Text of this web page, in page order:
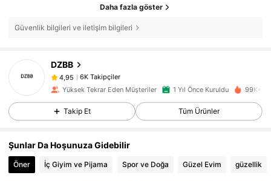
Daha fazla göster
Güvenlik bilgileri ve iletişim bilgileri
DZBB
4,95
6K Takipçiler
j***y
1 gün önce
4,95
6K Takipçiler
4,95 6K Takipçiler
4,95
Yüksek Tekrar Eden Müşteriler 1 Yıl Önce Kuruldu 99K+
Takip Et Tüm Ürünler
Şunlar Da Hoşunuza Gidebilir
Öner İç Giyim ve Pijama Spor ve Doğa Güzel Evim güzellik